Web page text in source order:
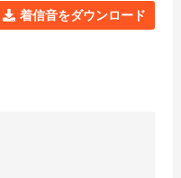
着信音をダウンロード